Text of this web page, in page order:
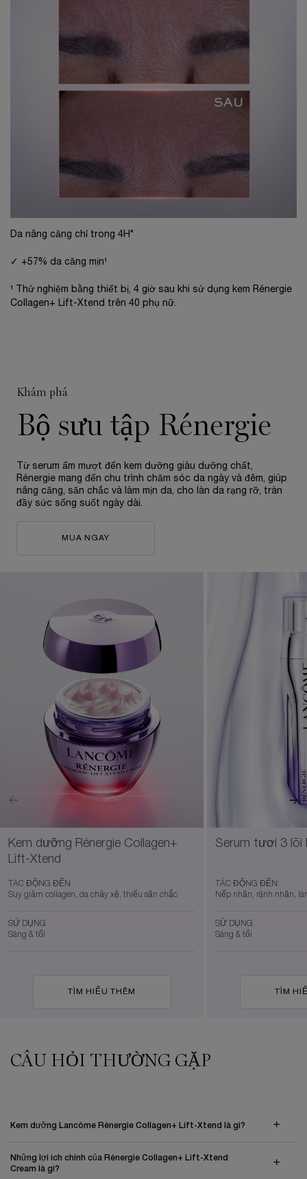
Da nâng căng chỉ trong 4H*​
✓ +57% da căng mịn¹
¹ Thử nghiệm bằng thiết bị, 4 giờ sau khi sử dụng kem Rénergie
Collagen+ Lift-Xtend trên 40 phụ nữ.
Khám phá
Bộ sưu tập Rénergie
Từ serum ẩm mượt đến kem dưỡng giàu dưỡng chất,
Rénergie mang đến chu trình chăm sóc da ngày và đêm, giúp
nâng căng, săn chắc và làm mịn da, cho làn da rạng rỡ, tràn
đầy sức sống suốt ngày dài.
MUA NGAY
Kem dưỡng Rénergie Collagen+
Lift-Xtend
TÁC ĐỘNG ĐẾN
Suy giảm collagen, da chảy xệ, thiếu săn chắc
SỬ DỤNG
Sáng & tối
TÌM HIỂU THÊM
Serum tươi 3 lõi
TÁC ĐỘNG ĐẾN:
Nếp nhăn, rãnh nhăn,
SỬ DỤNG
Sáng & tối
TÌM
CÂU HỎI THƯỜNG GẶP
Kem dưỡng Lancôme Rénergie Collagen+ Lift-Xtend là gì?
Những lợi ích chính của Rénergie Collagen+ Lift-Xtend
Cream là gì?